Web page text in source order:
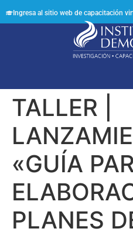
Ingresa al sitio web de capacitación
TALLER |
«GUÍA
PLANES